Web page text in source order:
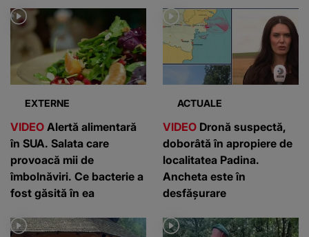
EXTERNE
VIDEO Alertă alimentară
în SUA. Salata care
provoacă mii de
îmbolnăviri. Ce bacterie a
fost găsită în ea
ACTUALE
VIDEO Dronă suspectă,
doborâtă în apropiere de
localitatea Padina.
Ancheta este în
desfășurare